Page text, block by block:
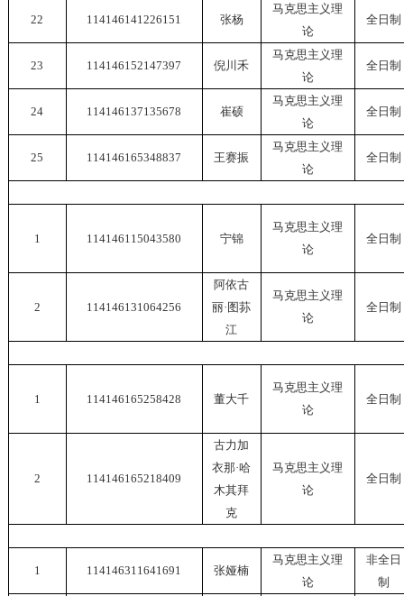
22 114146141226151 张杨
马克思主义理
论
全日制
23 114146152147397 倪川禾
马克思主义理
论
全日制
24 114146137135678 崔硕
马克思主义理
论
全日制
25 114146165348837 王赛振
马克思主义理
论
全日制
1 114146115043580 宁锦
马克思主义理
论
全日制
2 114146131064256
阿依古
丽·图荪
江
马克思主义理
论
全日制
1 114146165258428 董大千
马克思主义理
论
全日制
2 114146165218409
古力加
衣那·哈
木其拜
克
马克思主义理
论
全日制
1 114146311641691 张娅楠
马克思主义理
论
非全日
制